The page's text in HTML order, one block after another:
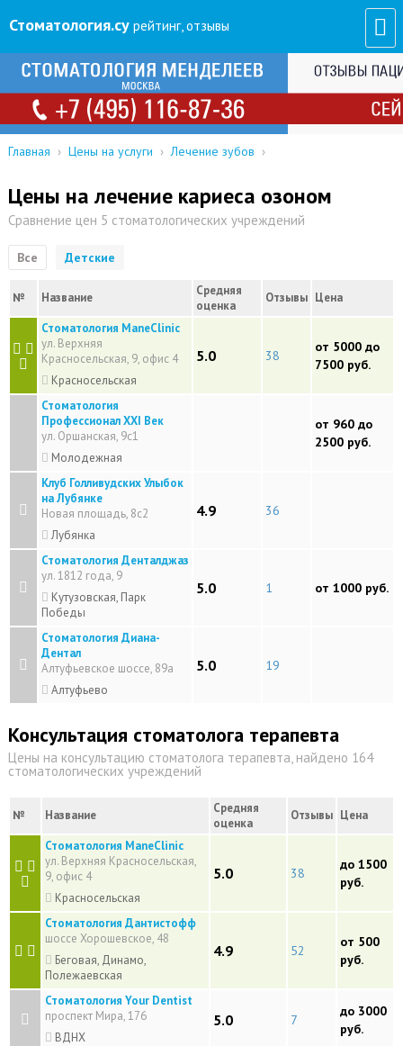
Стоматология.су рейтинг, отзывы
Главная › Цены на услуги › Лечение зубов ›
Цены на лечение кариеса озоном
Сравнение цен 5 стоматологических учреждений
Все Детские
№ Название
Средняя
оценка
Отзывы Цена
Стоматология ManeClinic
ул. Верхняя
Красносельская, 9, офис 4
Красносельская
5.0 38
от 5000 до
7500 руб.
Стоматология
Профессионал XXI Век
ул. Оршанская, 9с1
Молодежная
от 960 до
2500 руб.
Клуб Голливудских Улыбок
на Лубянке
Новая площадь, 8с2
Лубянка
4.9 36
Стоматология Денталджаз
ул. 1812 года, 9
Кутузовская, Парк
Победы
5.0 1 от 1000 руб.
Стоматология Диана-
Дентал
Алтуфьевское шоссе, 89а
Алтуфьево
5.0 19
Консультация стоматолога терапевта
Цены на консультацию стоматолога терапевта, найдено 164
стоматологических учреждений
№ Название
Средняя
оценка
Отзывы Цена
Стоматология ManeClinic
ул. Верхняя Красносельская,
9, офис 4
Красносельская
5.0 38
до 1500
руб.
Стоматология Дантистофф
шоссе Хорошевское, 48
Беговая, Динамо,
Полежаевская
4.9 52
от 500
руб.
Стоматология Your Dentist
проспект Мира, 176
ВДНХ
5.0 7
до 3000
руб.